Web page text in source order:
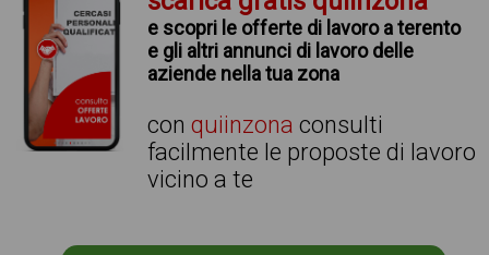
e scopri le offerte di lavoro a terento
e gli altri annunci di lavoro delle
aziende nella tua zona
conquiinzona consulti
facilmente le proposte di lavoro
vicino a te